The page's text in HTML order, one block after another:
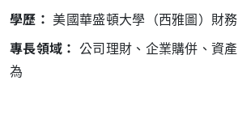
學歷： 美國華盛頓大學（西雅圖）財
專長領域： 公司理財、企業購併、資
為